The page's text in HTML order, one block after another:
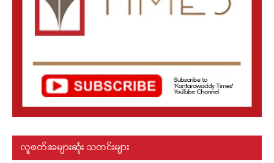
လူဖတ်အများဆုံး သတင်းများ